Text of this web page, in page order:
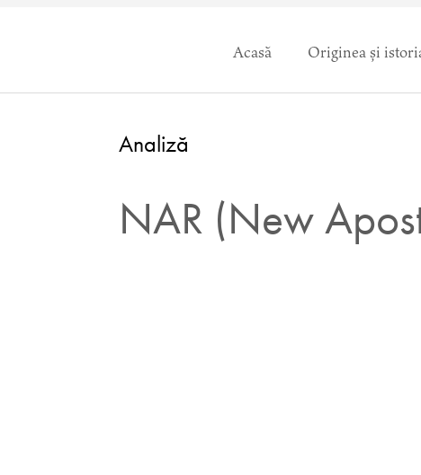
Acasă Originea și
Analiză
NAR (New